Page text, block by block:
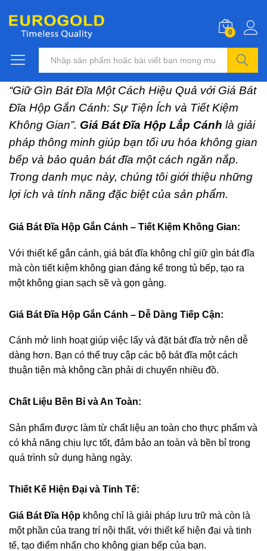
0
Tìm kiếm
“Giữ Gìn Bát Đĩa Một Cách Hiệu Quả với Giá Bát
Đĩa Hộp Gắn Cánh: Sự Tiện Ích và Tiết Kiệm
Không Gian”. Giá Bát Đĩa Hộp Lắp Cánh là giải
pháp thông minh giúp bạn tối ưu hóa không gian
bếp và bảo quản bát đĩa một cách ngăn nắp.
Trong danh mục này, chúng tôi giới thiệu những
lợi ích và tính năng đặc biệt của sản phẩm.
Giá Bát Đĩa Hộp Gắn Cánh – Tiết Kiệm Không Gian:
Với thiết kế gắn cánh, giá bát đĩa không chỉ giữ gìn bát đĩa
mà còn tiết kiệm không gian đáng kể trong tủ bếp, tạo ra
một không gian sạch sẽ và gọn gàng.
Giá Bát Đĩa Hộp Gắn Cánh – Dễ Dàng Tiếp Cận:
Cánh mở linh hoạt giúp việc lấy và đặt bát đĩa trở nên dễ
dàng hơn. Bạn có thể truy cập các bộ bát đĩa một cách
thuận tiện mà không cần phải di chuyển nhiều đồ.
Chất Liệu Bền Bỉ và An Toàn:
Sản phẩm được làm từ chất liệu an toàn cho thực phẩm và
có khả năng chịu lực tốt, đảm bảo an toàn và bền bỉ trong
quá trình sử dụng hàng ngày.
Thiết Kế Hiện Đại và Tinh Tế:
Giá Bát Đĩa Hộp không chỉ là giải pháp lưu trữ mà còn là
một phần của trang trí nội thất, với thiết kế hiện đại và tinh
tế, tạo điểm nhấn cho không gian bếp của bạn.